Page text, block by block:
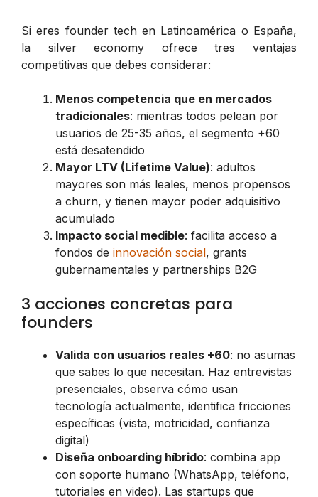
Si eres founder tech en Latinoamérica o España,
la silver economy ofrece tres ventajas
competitivas que debes considerar:
Menos competencia que en mercados
tradicionales: mientras todos pelean por
usuarios de 25-35 años, el segmento +60
está desatendido
Mayor LTV (Lifetime Value): adultos
mayores son más leales, menos propensos
a churn, y tienen mayor poder adquisitivo
acumulado
Impacto social medible: facilita acceso a
fondos de innovación social, grants
gubernamentales y partnerships B2G
3 acciones concretas para
founders
Valida con usuarios reales +60: no asumas
que sabes lo que necesitan. Haz entrevistas
presenciales, observa cómo usan
tecnología actualmente, identifica fricciones
específicas (vista, motricidad, confianza
digital)
Diseña onboarding híbrido: combina app
con soporte humano (WhatsApp, teléfono,
tutoriales en video). Las startups que